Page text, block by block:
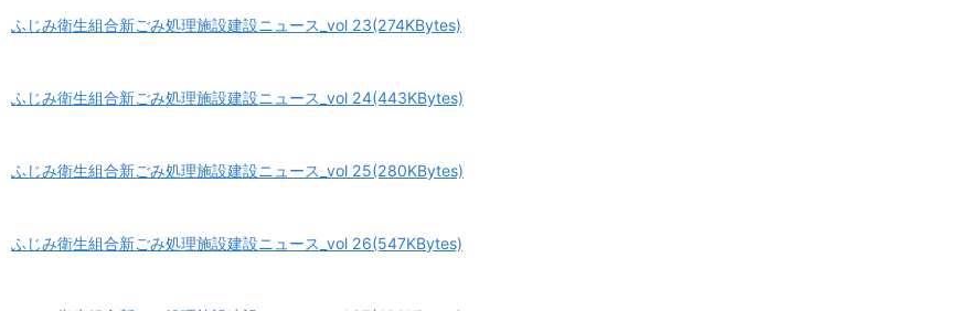
ふじみ衛生組合新ごみ処理施設建設ニュース_vol 23(274KBytes)
ふじみ衛生組合新ごみ処理施設建設ニュース_vol 24(443KBytes)
ふじみ衛生組合新ごみ処理施設建設ニュース_vol 25(280KBytes)
ふじみ衛生組合新ごみ処理施設建設ニュース_vol 26(547KBytes)